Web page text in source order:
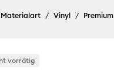
Materialart Vinyl Premium
vorrätig